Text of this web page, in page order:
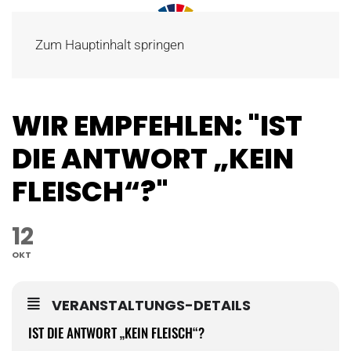
Zum Hauptinhalt springen
WIR EMPFEHLEN: "IST
DIE ANTWORT „KEIN
FLEISCH“?"
12
OKT
VERANSTALTUNGS-DETAILS
IST DIE ANTWORT „KEIN FLEISCH“?